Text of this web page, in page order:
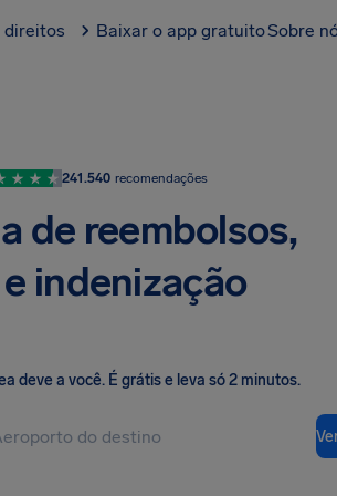
direitos Baixar o app gratuitoSobre
241.540 recomendações
de reembolsos,
indenização
deve a você. É grátis e leva só 2 minutos.